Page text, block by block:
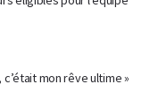
mon rêve ultime »